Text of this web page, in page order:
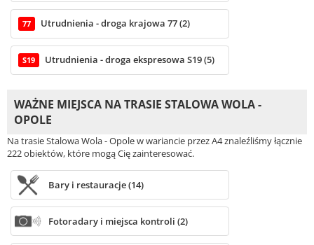
77 Utrudnienia - droga krajowa 77 (2)
S19 Utrudnienia - droga ekspresowa S19 (5)
WAŻNE MIEJSCA NA TRASIE STALOWA WOLA -
OPOLE
Na trasie Stalowa Wola - Opole w wariancie przez A4 znaleźliśmy łącznie
222 obiektów, które mogą Cię zainteresować.
Bary i restauracje (14)
Fotoradary i miejsca kontroli (2)